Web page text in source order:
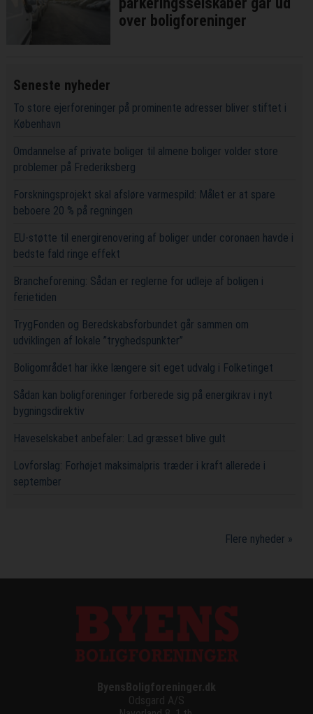
over boligforeninger
Seneste nyheder
To store ejerforeninger på prominente adresser bliver stiftet i
København
Omdannelse af private boliger til almene boliger volder store
problemer på Frederiksberg
Forskningsprojekt skal afsløre varmespild: Målet er at spare
beboere 20 % på regningen
EU-støtte til energirenovering af boliger under coronaen havde i
bedste fald ringe effekt
Brancheforening: Sådan er reglerne for udleje af boligen i
ferietiden
TrygFonden og Beredskabsforbundet går sammen om
udviklingen af lokale ”tryghedspunkter”
Boligområdet har ikke længere sit eget udvalg i Folketinget
Sådan kan boligforeninger forberede sig på energikrav i nyt
bygningsdirektiv
Haveselskabet anbefaler: Lad græsset blive gult
Lovforslag: Forhøjet maksimalpris træder i kraft allerede i
september
Flere nyheder »
ByensBoligforeninger.dk
Odsgard A/S